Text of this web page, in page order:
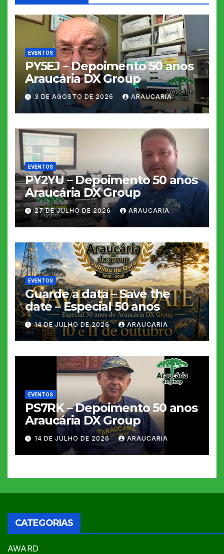
EVENTOS
PY5EJ – Depoimento 50 anos
Araucária DX Group
3 DE AGOSTO DE 2026 ARAUCARIA
EVENTOS
PY2YU – Depoimento 50 anos
Araucária DX Group
27 DE JULHO DE 2026 ARAUCARIA
EVENTOS
Guarde a data – Save the
date – Especial 50 anos
14 DE JULHO DE 2026 ARAUCARIA
EVENTOS
PS7RK – Depoimento 50 anos
Araucária DX Group
14 DE JULHO DE 2026 ARAUCARIA
CATEGORIAS
AWARD